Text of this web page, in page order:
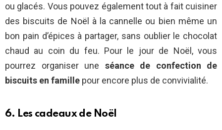
ou glacés. Vous pouvez également tout à fait cuisiner
des biscuits de Noël à la cannelle ou bien même un
bon pain d’épices à partager, sans oublier le chocolat
chaud au coin du feu. Pour le jour de Noël, vous
pourrez organiser une séance de confection de
biscuits en famille pour encore plus de convivialité.
6. Les cadeaux de Noël